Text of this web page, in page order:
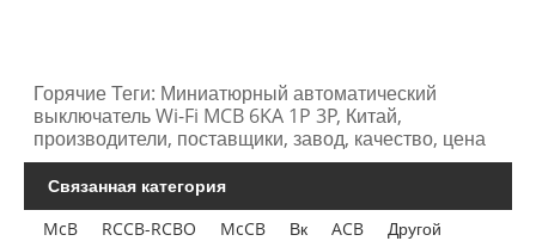
Горячие Теги: Миниатюрный автоматический
выключатель Wi-Fi MCB 6KA 1P 3P, Китай,
производители, поставщики, завод, качество, цена
Связанная категория
McB
RCCB-RCBO McCB Вк ACB
Другой